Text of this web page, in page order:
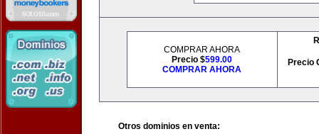
COMPRAR AHORA
Precio $599.00
COMPRAR AHORA
Precio
Otros dominios en venta: